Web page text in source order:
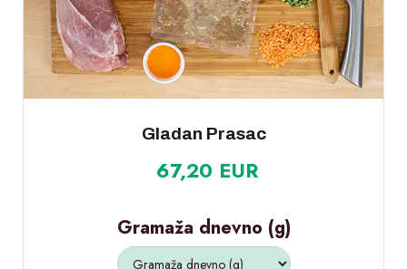
Gladan Prasac
67,20 EUR
Gramaža dnevno (g)